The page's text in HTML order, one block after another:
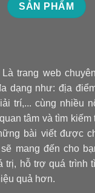
SẢN PHẨM
Là trang web
dạng như: địa
trí,... cùng nhiều
tâm và tìm kiếm
bài viết được
sẽ mang đến cho
trị, hỗ trợ quá trình
quả hơn.